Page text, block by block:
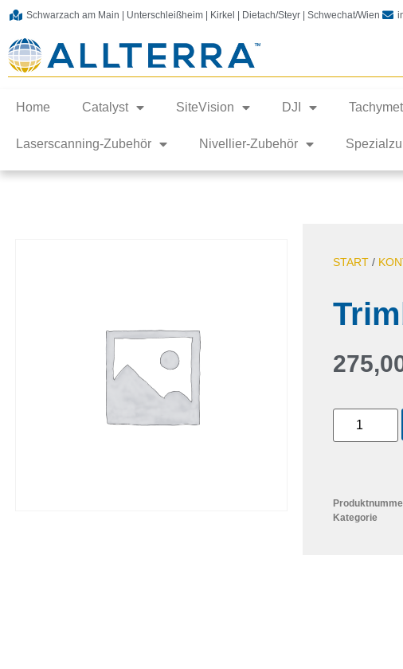
Schwarzach am Main | Unterschleißheim | Kirkel | Dietach/Steyr | Schwechat/Wien
Home Catalyst SiteVision DJI
Laserscanning-Zubehör Nivellier-Zubehör
START/
Kategorie